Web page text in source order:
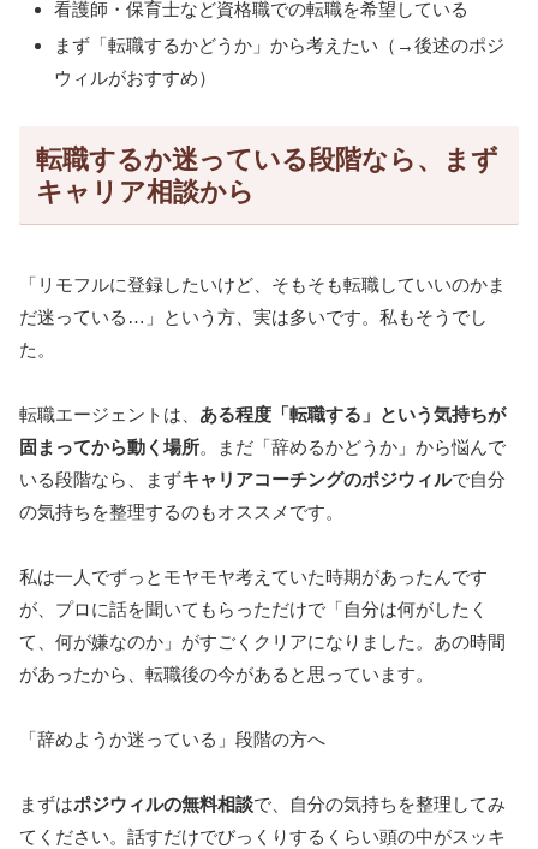
看護師・保育士など資格職での転職を希望している
まず「転職するかどうか」から考えたい（→後述のポジ
ウィルがおすすめ）
転職するか迷っている段階なら、まず
キャリア相談から
「リモフルに登録したいけど、そもそも転職していいのかま
だ迷っている…」という方、実は多いです。私もそうでし
た。
転職エージェントは、 ある程度「転職する」という気持ちが
固まってから動く場所。まだ「辞めるかどうか」から悩んで
いる段階なら、まずキャリアコーチングのポジウィルで自分
の気持ちを整理するのもオススメです。
私は一人でずっとモヤモヤ考えていた時期があったんです
が、プロに話を聞いてもらっただけで「自分は何がしたく
て、何が嫌なのか」がすごくクリアになりました。あの時間
があったから、転職後の今があると思っています。
「辞めようか迷っている」段階の方へ
まずはポジウィルの無料相談で、自分の気持ちを整理してみ
てください。話すだけでびっくりするくらい頭の中がスッキ